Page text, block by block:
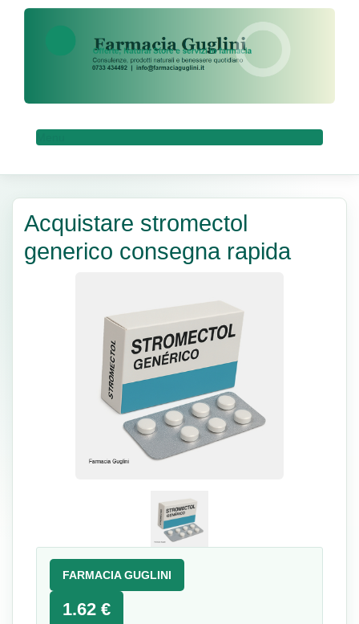
Acquistare stromectol
generico consegna rapida
FARMACIA GUGLINI
1.62 €